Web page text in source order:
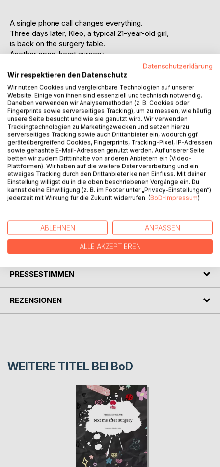
A single phone call changes everything.
Three days later, Kleo, a typical 21-year-old girl,
is back on the surgery table.
Another open-heart surgery.
Shes no stranger to hospital stays, but this procedure is
different: bigger, more dangerous, more final.
Between beeping monitors, white walls, and constant fear,
Kleo struggles with a reality that wont let her escape.
Only in brief messages with her best friend and other close
friends does a sense of normality return, before the next
procedure, the next examination, the next sleepless night
follows.
text me after surgery tells the true story of a young woman
who is confronted with her own mortality far too early.
A story of pain, hope, friendship, and the courage to keep
living, even when suddenly nothing can be taken for
granted anymore.
text me after surgery.
PRESSESTIMMEN
REZENSIONEN
WEITERE TITEL BEI BoD
Datenschutzerklärung
Wir respektieren den Datenschutz
Wir nutzen Cookies und vergleichbare Technologien auf unserer
Website. Einige von ihnen sind essenziell und technisch notwendig.
Daneben verwenden wir Analysemethoden (z. B. Cookies oder
Fingerprints sowie serverseitiges Tracking), um zu messen, wie häufig
unsere Seite besucht und wie sie genutzt wird. Wir verwenden
Trackingtechnologien zu Marketingzwecken und setzen hierzu
serverseitiges Tracking sowie auch Drittanbieter ein, wodurch ggf.
geräteübergreifend Cookies, Fingerprints, Tracking-Pixel, IP-Adressen
sowie gehashte E-Mail-Adressen genutzt werden. Auf unserer Seite
betten wir zudem Drittinhalte von anderen Anbietern ein (Video-
Plattformen). Wir haben auf die weitere Datenverarbeitung und ein
etwaiges Tracking durch den Drittanbieter keinen Einfluss. Mit deiner
Einstellung willigst du in die oben beschriebenen Vorgänge ein. Du
kannst deine Einwilligung (z. B. im Footer unter „Privacy-Einstellungen“)
jederzeit mit Wirkung für die Zukunft widerrufen. (BoD-Impressum)
ABLEHNEN ANPASSEN
ALLE AKZEPTIEREN